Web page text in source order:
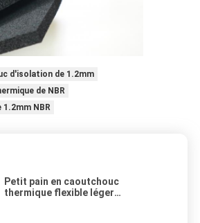
d'isolation de 1.2mm
de NBR
NBR
Petit pain en caoutchouc
thermique flexible léger